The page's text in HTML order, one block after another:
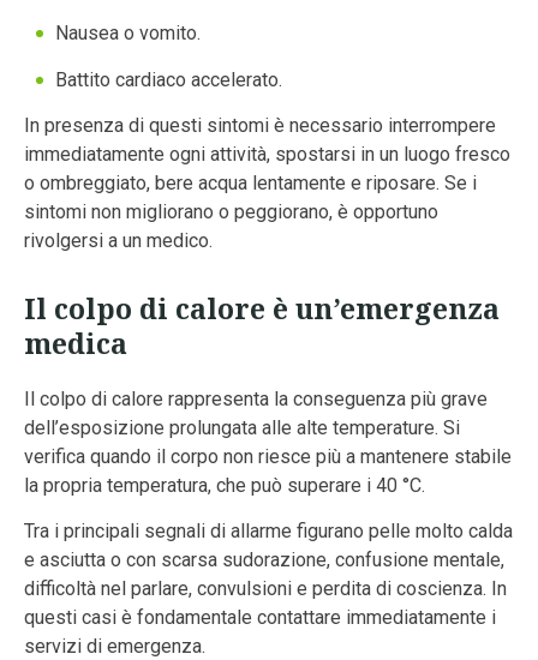
Nausea o vomito.
Battito cardiaco accelerato.
In presenza di questi sintomi è necessario interrompere
immediatamente ogni attività, spostarsi in un luogo fresco
o ombreggiato, bere acqua lentamente e riposare. Se i
sintomi non migliorano o peggiorano, è opportuno
rivolgersi a un medico.
Il colpo di calore è un’emergenza
medica
Il colpo di calore rappresenta la conseguenza più grave
dell’esposizione prolungata alle alte temperature. Si
verifica quando il corpo non riesce più a mantenere stabile
la propria temperatura, che può superare i 40 °C.
Tra i principali segnali di allarme figurano pelle molto calda
e asciutta o con scarsa sudorazione, confusione mentale,
difficoltà nel parlare, convulsioni e perdita di coscienza. In
questi casi è fondamentale contattare immediatamente i
servizi di emergenza.